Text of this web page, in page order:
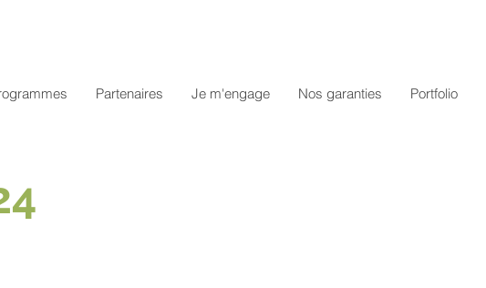
Partenaires Je m'engage Nos garanties Portfolio